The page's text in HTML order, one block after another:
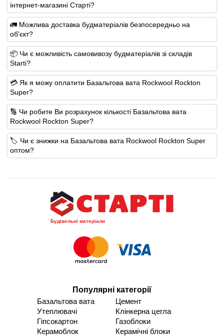
інтернет-магазині Старті?
🚛 Можлива доставка будматеріалів безпосередньо на
об'єкт?
📦 Чи є можливість самовивозу будматеріалів зі складів
Starti?
💳 Як я можу оплатити Базальтова вата Rockwool Rockton
Super?
🔢 Чи робите Ви розрахунок кількості Базальтова вата
Rockwool Rockton Super?
🏷️ Чи є знижки на Базальтова вата Rockwool Rockton Super
оптом?
Будівельні матеріали
Популярні категорії
Базальтова вата
Утеплювачі
Гіпсокартон
Керамоблок
Цемент
Клінкерна цегла
Газоблоки
Керамічні блоки